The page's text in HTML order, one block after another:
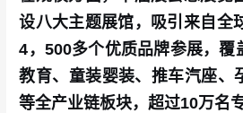
设八大主题展馆，吸引来自全
4，500多个优质品牌参展，覆
教育、童装婴装、推车汽座、
等全产业链板块，超过10万名